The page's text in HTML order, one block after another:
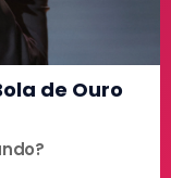
de Ouro